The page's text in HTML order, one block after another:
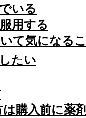
いる
用する
て気になる
たい
購入前に薬